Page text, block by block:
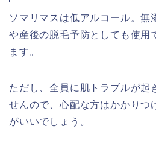
ソマリマスは低アルコール。無
や産後の脱毛予防としても使用
ます。
ただし、全員に肌トラブルが起
せんので、心配な方はかかりつ
がいいでしょう。